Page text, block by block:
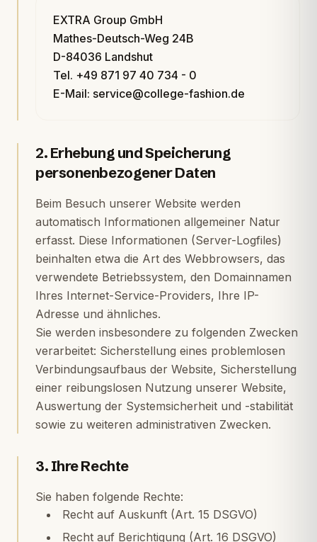
EXTRA Group GmbH
Mathes-Deutsch-Weg 24B
D-84036 Landshut
Tel. +49 871 97 40 734 - 0
E-Mail: service@college-fashion.de
2. Erhebung und Speicherung
personenbezogener Daten
Beim Besuch unserer Website werden
automatisch Informationen allgemeiner Natur
erfasst. Diese Informationen (Server-Logfiles)
beinhalten etwa die Art des Webbrowsers, das
verwendete Betriebssystem, den Domainnamen
Ihres Internet-Service-Providers, Ihre IP-
Adresse und ähnliches.
Sie werden insbesondere zu folgenden Zwecken
verarbeitet: Sicherstellung eines problemlosen
Verbindungsaufbaus der Website, Sicherstellung
einer reibungslosen Nutzung unserer Website,
Auswertung der Systemsicherheit und -stabilität
sowie zu weiteren administrativen Zwecken.
3. Ihre Rechte
Sie haben folgende Rechte:
Recht auf Auskunft (Art. 15 DSGVO)
Recht auf Berichtigung (Art. 16 DSGVO)